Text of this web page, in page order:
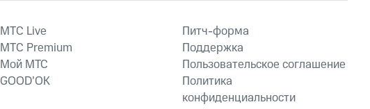
MTС Live
MTС Premium
Мой МТС
GOOD’OK
Питч-форма
Поддержка
Пользовательское соглашение
Политика
конфиденциальности